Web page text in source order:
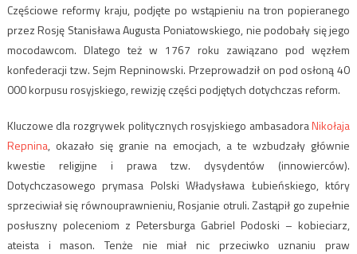
Częściowe reformy kraju, podjęte po wstąpieniu na tron popieranego
przez Rosję Stanisława Augusta Poniatowskiego, nie podobały się jego
mocodawcom. Dlatego też w 1767 roku zawiązano pod węzłem
konfederacji tzw. Sejm Repninowski. Przeprowadził on pod osłoną 40
000 korpusu rosyjskiego, rewizję części podjętych dotychczas reform.
Kluczowe dla rozgrywek politycznych rosyjskiego ambasadoraNikołaja
Repnina, okazało się granie na emocjach, a te wzbudzały głównie
kwestie religijne i prawa tzw. dysydentów (innowierców).
Dotychczasowego prymasa Polski Władysława Łubieńskiego, który
sprzeciwiał się równouprawnieniu, Rosjanie otruli. Zastąpił go zupełnie
posłuszny poleceniom z Petersburga Gabriel Podoski – kobieciarz,
ateista i mason. Tenże nie miał nic przeciwko uznaniu praw